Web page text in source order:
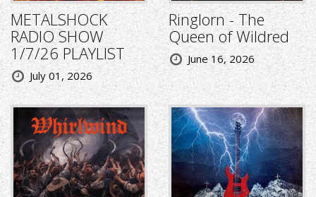
METALSHOCK
RADIO SHOW
1/7/26 PLAYLIST
July 01, 2026
Ringlorn - The
Queen of Wildred
June 16, 2026